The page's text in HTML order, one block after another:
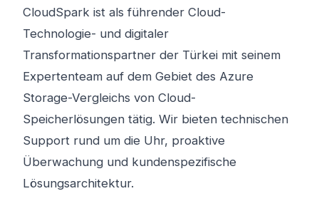
CloudSpark ist als führender Cloud-
Technologie- und digitaler
Transformationspartner der Türkei mit seinem
Expertenteam auf dem Gebiet des Azure
Storage-Vergleichs von Cloud-
Speicherlösungen tätig. Wir bieten technischen
Support rund um die Uhr, proaktive
Überwachung und kundenspezifische
Lösungsarchitektur.